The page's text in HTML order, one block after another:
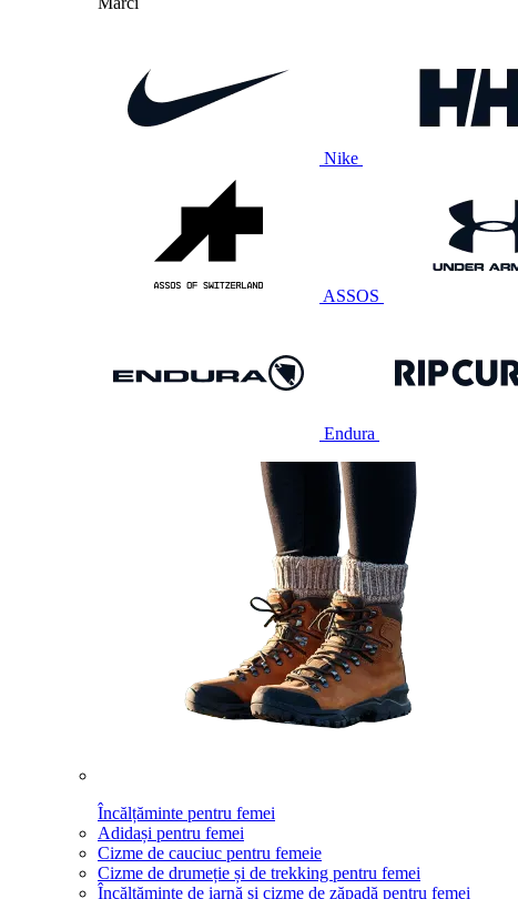
Nike
ASSOS
Endura
Încălțăminte pentru femei
Adidași pentru femei
Cizme de cauciuc pentru femeie
Cizme de drumeție și de trekking pentru femei
Încălțăminte de iarnă și cizme de zăpadă pentru femei